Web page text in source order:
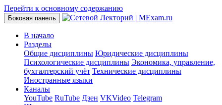
Перейти к основному содержанию
Боковая панель
В начало
Разделы
Общие дисциплины Юридические дисциплины
Психологические дисциплины Экономика, управление,
бухгалтерский учёт Технические дисциплины
Иностранные языки
Каналы
YouTube RuTube Дзен VKVideo Telegram